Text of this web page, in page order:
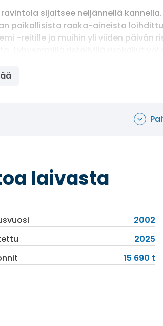
sijaitsee neljännellä
paikallisista raaka-aineista
-reitille ja muihin yli viiden päivän
ja illallinen klo 18. A la carte-
laivasta
2002
2025
15 690 t